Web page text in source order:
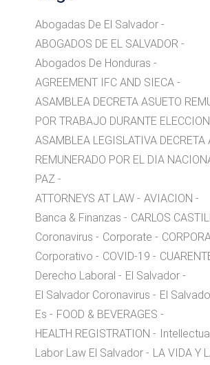
Abogadas De El Salvador
ABOGADOS DE EL SALVADOR
Abogados De Honduras
AGREEMENT IFC AND SIECA
ASAMBLEA DECRETA ASUETO
POR TRABAJO DURANTE
ASAMBLEA LEGISLATIVA DECRETA
REMUNERADO POR EL DIA
PAZ
ATTORNEYS AT LAW
AVIACION
Banca & Finanzas
CARLOS
Coronavirus
Corporate
Corporativo
COVID-19
Derecho Laboral
El Salvador
El Salvador Coronavirus
El
Es
FOOD & BEVERAGES
HEALTH REGISTRATION
Labor Law El Salvador
LA VIDA Y